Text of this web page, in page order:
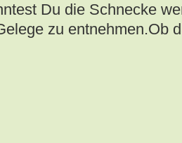
Du die Schnecke
zu entnehmen.Ob